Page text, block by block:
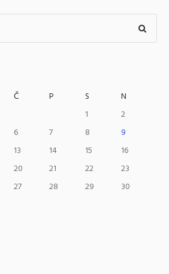
Č P S
N
1
2
6 7 8
9
13 14 15
16
20 21 22
23
27 28 29
30